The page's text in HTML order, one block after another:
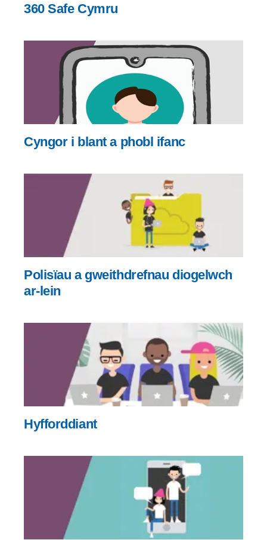
360 Safe Cymru
Cyngor i blant a phobl ifanc
Polisïau a gweithdrefnau diogelwch
ar-lein
Hyfforddiant